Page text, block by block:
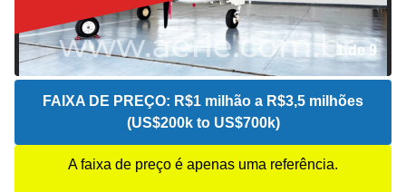
2 de 9
FAIXA DE PREÇO: R$1 milhão a R$3,5 milhões
(US$200k to US$700k)
A faixa de preço é apenas uma referência.